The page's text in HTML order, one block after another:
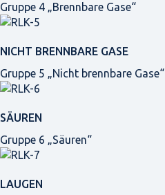
Gruppe 4 „Brennbare Gase“
NICHT BRENNBARE GASE
Gruppe 5 „Nicht brennbare Gase“
SÄUREN
Gruppe 6 „Säuren“
LAUGEN